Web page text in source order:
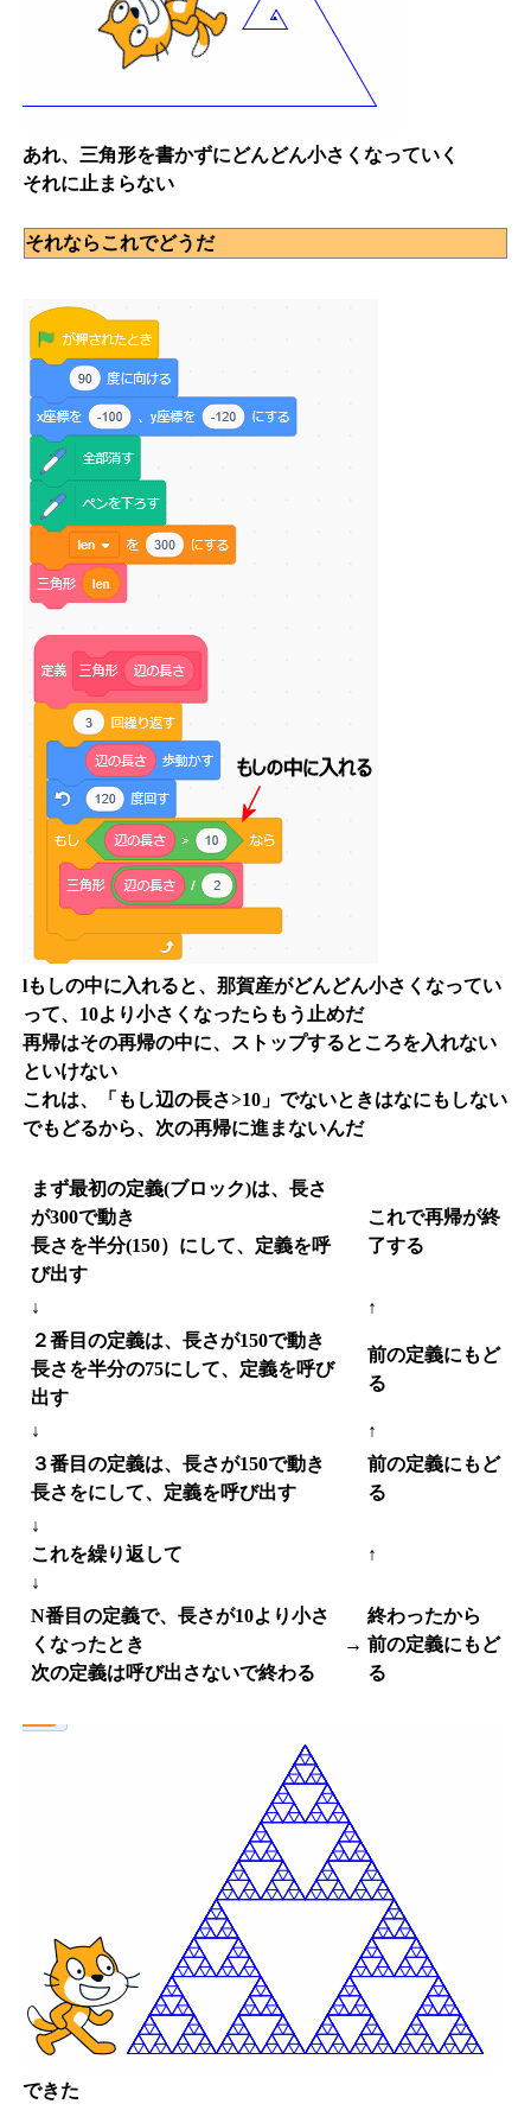
あれ、三角形を書かずにどんどん小さくなっていく
それに止まらない
それならこれでどうだ
lもしの中に入れると、那賀産がどんどん小さくなってい
って、10より小さくなったらもう止めだ
再帰はその再帰の中に、ストップするところを入れない
といけない
これは、「もし辺の長さ>10」でないときはなにもしない
でもどるから、次の再帰に進まないんだ
まず最初の定義(ブロック)は、長さ
が300で動き
長さを半分(150）にして、定義を呼
び出す
これで再帰が終
了する
↓
↑
２番目の定義は、長さが150で動き
長さを半分の75にして、定義を呼び
出す
前の定義にもど
る
↓
↑
３番目の定義は、長さが150で動き
長さをにして、定義を呼び出す
前の定義にもど
る
↓
これを繰り返して
↓
↑
N番目の定義で、長さが10より小さ
くなったとき
次の定義は呼び出さないで終わる
→
終わったから
前の定義にもど
る
できた